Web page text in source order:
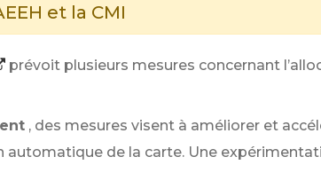
et la CMI
prévoit plusieurs mesures concernant
, des mesures visent à améliorer et
automatique de la carte. Une